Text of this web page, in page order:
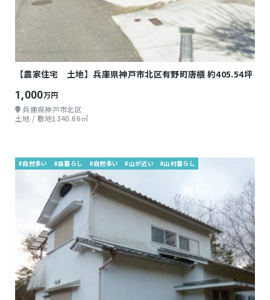
【農家住宅 土地】兵庫県神戸市北区有野町唐櫃 約405.54坪
1,000万円
兵庫県神戸市北区
土地 / 敷地1340.66㎡
#自然多い #森暮らし #自然多い #山が近い #山村暮らし